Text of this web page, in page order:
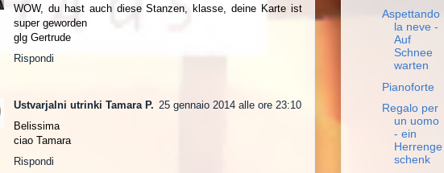
WOW, du hast auch diese Stanzen, klasse, deine Karte ist
super geworden
glg Gertrude
Rispondi
Ustvarjalni utrinki Tamara P. 25 gennaio 2014 alle ore 23:10
Belissima
ciao Tamara
Rispondi
Aspettando
la neve -
Auf
Schnee
warten
Pianoforte
Regalo per
un uomo
- ein
Herrenge
schenk